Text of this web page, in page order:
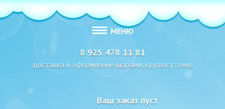
8 925 478 11 81
доставка и оформление шарами, круглосуточно
Ваш заказ пуст
МЕНЮ